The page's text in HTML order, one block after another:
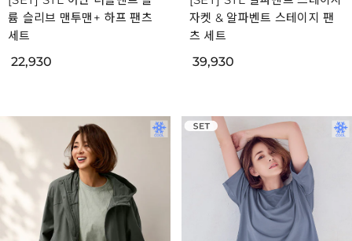
륨 슬리브 맨투맨+ 하프 팬츠
세트
22,930
자켓 & 알파벤트 스테이지 팬
츠 세트
39,930